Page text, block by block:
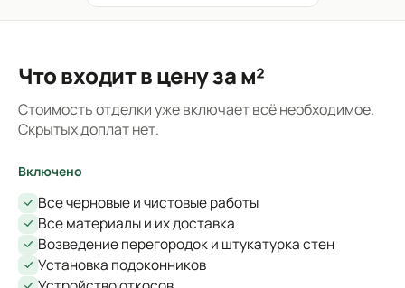
Что входит в цену за м²
Стоимость отделки уже включает всё необходимое.
Скрытых доплат нет.
Включено
Все черновые и чистовые работы
Все материалы и их доставка
Возведение перегородок и штукатурка стен
Установка подоконников